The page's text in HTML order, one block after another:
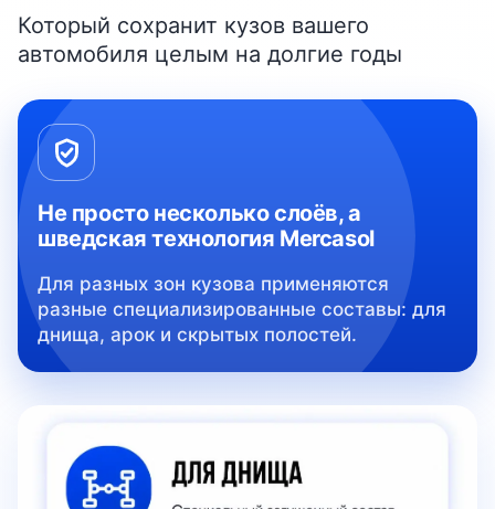
Который сохранит кузов вашего
автомобиля целым на долгие годы
Не просто несколько слоёв, а
шведская технология Mercasol
Для разных зон кузова применяются
разные специализированные составы: для
днища, арок и скрытых полостей.